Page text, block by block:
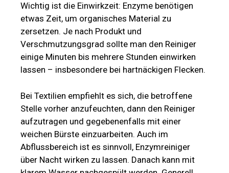
Wichtig ist die Einwirkzeit: Enzyme benötigen
etwas Zeit, um organisches Material zu
zersetzen. Je nach Produkt und
Verschmutzungsgrad sollte man den Reiniger
einige Minuten bis mehrere Stunden einwirken
lassen – insbesondere bei hartnäckigen Flecken.
Bei Textilien empfiehlt es sich, die betroffene
Stelle vorher anzufeuchten, dann den Reiniger
aufzutragen und gegebenenfalls mit einer
weichen Bürste einzuarbeiten. Auch im
Abflussbereich ist es sinnvoll, Enzymreiniger
über Nacht wirken zu lassen. Danach kann mit